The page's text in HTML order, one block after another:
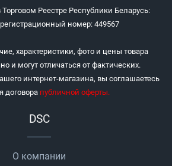
Реестре Республики Беларусь:
регистрационный номер: 449567
характеристики, фото и цены товара
и могут отличаться от фактических.
интернет-магазина, вы соглашаетесь
договора публичной оферты.
DSC
О компании